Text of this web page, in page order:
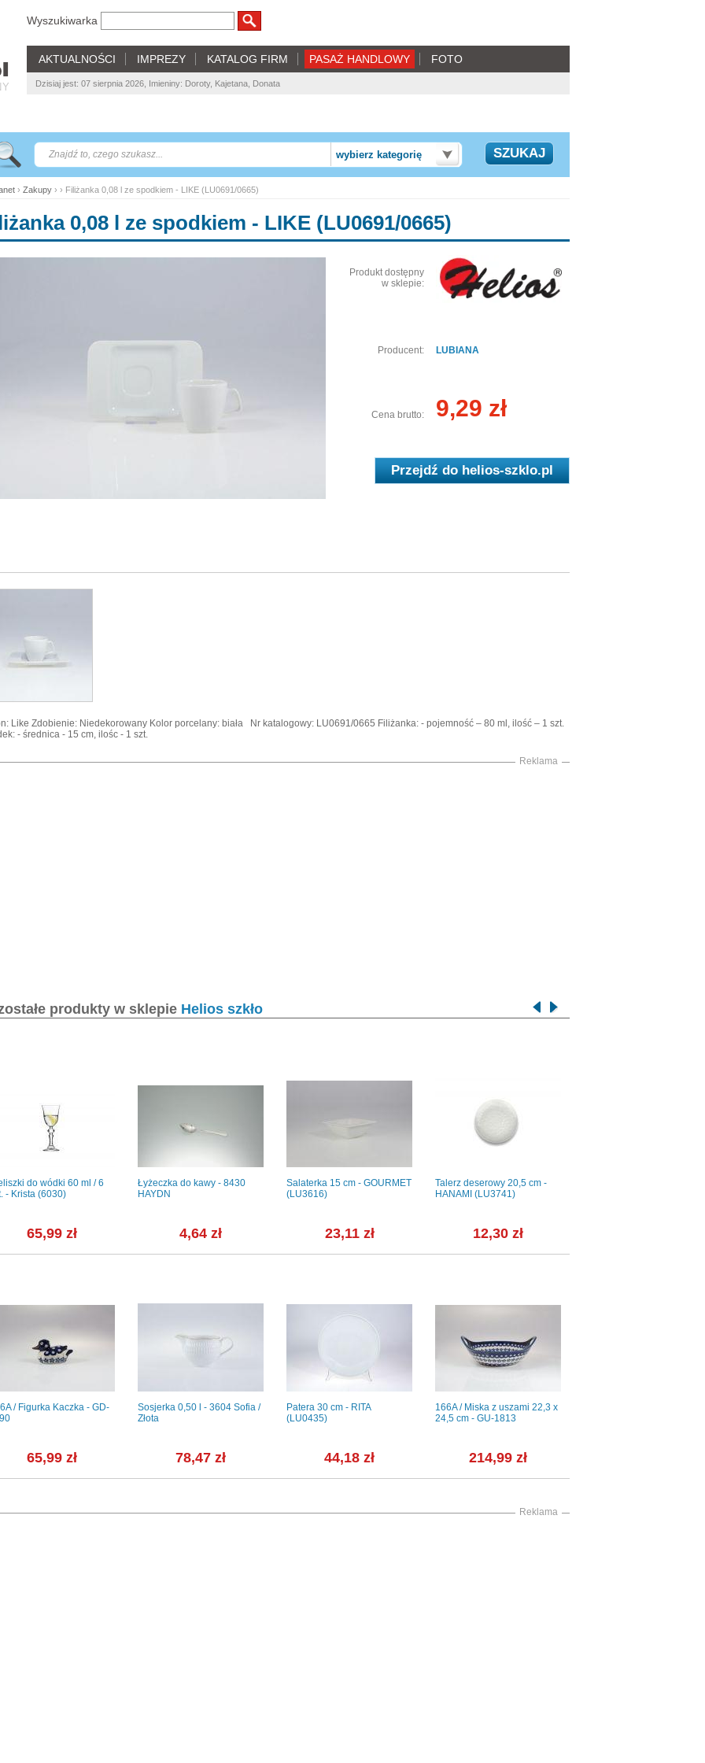
Wyszukiwarka
AKTUALNOŚCI IMPREZY KATALOG FIRM PASAŻ HANDLOWY FOTO
Dzisiaj jest: 07 sierpnia 2026, Imieniny: Doroty, Kajetana, Donata
wybierz kategorię
› Zakupy › › Filiżanka 0,08 l ze spodkiem - LIKE (LU0691/0665)
0,08 l ze spodkiem - LIKE (LU0691/0665)
Produkt dostępny
w sklepie:
Producent: LUBIANA
Cena brutto: 9,29 zł
Przejdź dohelios-szklo.pl
Like Zdobienie: Niedekorowany Kolor porcelany: biała Nr katalogowy: LU0691/0665 Filiżanka: - pojemność – 80 ml, ilość – 1 szt.
- średnica - 15 cm, ilośc - 1 szt.
Reklama
produkty w sklepie Helios szkło
do wódki 60 ml / 6
- Krista (6030)
65,99 zł
Łyżeczka do kawy - 8430
HAYDN
4,64 zł
Salaterka 15 cm - GOURMET
(LU3616)
23,11 zł
Talerz deserowy 20,5 cm -
HANAMI (LU3741)
12,30 zł
/ Figurka Kaczka - GD-
65,99 zł
Sosjerka 0,50 l - 3604 Sofia /
Złota
78,47 zł
Patera 30 cm - RITA
(LU0435)
44,18 zł
166A / Miska z uszami 22,3 x
24,5 cm - GU-1813
214,99 zł
Reklama